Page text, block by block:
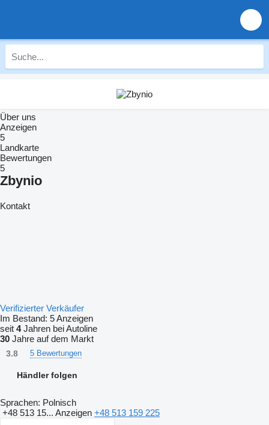
Über uns
Anzeigen
5
Landkarte
Bewertungen
5
Zbynio
Kontakt
Verifizierter Verkäufer
Im Bestand: 5 Anzeigen
seit 4Jahren bei Autoline
30 Jahre auf dem Markt
3.8 5 Bewertungen
Händler folgen
Sprachen: Polnisch
+48 513 15... Anzeigen +48 513 159 225